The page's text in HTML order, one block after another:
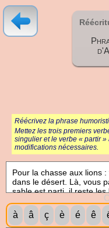
Réécrivez la phrase
Mettez les trois premiers
singulier et le verbe « partir
modifications nécessaires.
à
â ç è é ê